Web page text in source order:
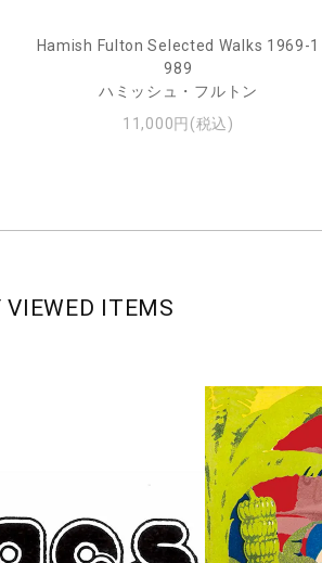
Hamish Fulton Selected Walks 1969-1
989
ハミッシュ・フルトン
11,000円(税込)
VIEWED ITEMS